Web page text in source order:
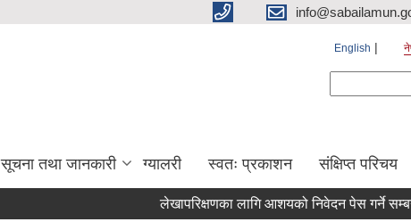
English
सूचना तथा जानकारी ग्यालरी स्वतः प्रकाशन संक्षिप्त परिचय
लेखापरिक्षणका लागि आशयको निवेदन पेस गर्ने